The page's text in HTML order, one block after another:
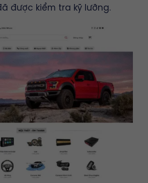
được kiểm tra kỹ lưỡng.